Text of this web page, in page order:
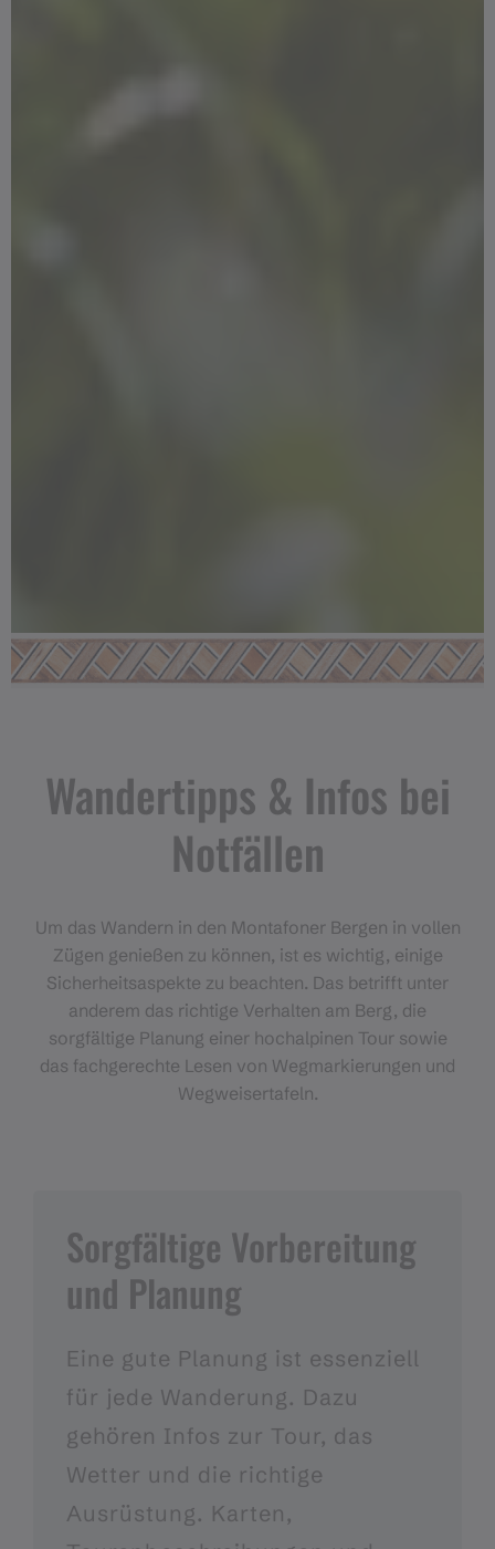
Wandertipps & Infos bei
Notfällen
Um das Wandern in den Montafoner Bergen in vollen
Zügen genießen zu können, ist es wichtig, einige
Sicherheitsaspekte zu beachten. Das betrifft unter
anderem das richtige Verhalten am Berg, die
sorgfältige Planung einer hochalpinen Tour sowie
das fachgerechte Lesen von Wegmarkierungen und
Wegweisertafeln.
Sorgfältige Vorbereitung
und Planung
Eine gute Planung ist essenziell
für jede Wanderung. Dazu
gehören Infos zur Tour, das
Wetter und die richtige
Ausrüstung. Karten,